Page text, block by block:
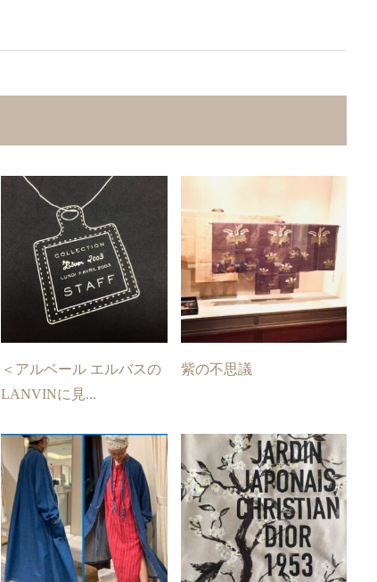
＜アルベール エルバスの
LANVINに見...
紫の不思議